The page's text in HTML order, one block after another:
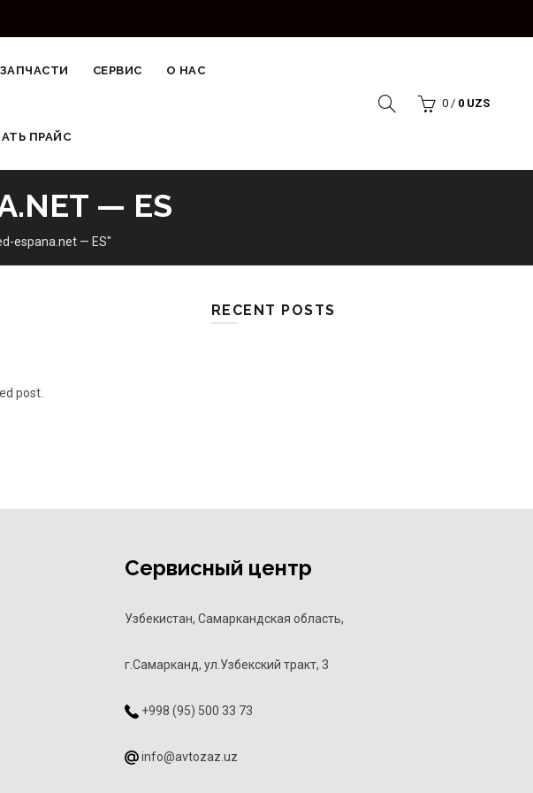
ЗАПЧАСТИ СЕРВИС О НАС
ПРАЙС
0 / 0 UZS
— ES
espana.net — ES"
post.
RECENT POSTS
Сервисный центр
Узбекистан, Самаркандская область,
г.Самарканд, ул.Узбекский тракт, 3
+998 (95) 500 33 73
info@avtozaz.uz